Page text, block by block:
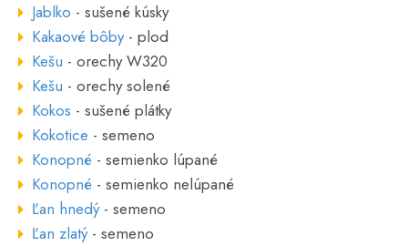
Jablko - sušené kúsky
Kakaové bôby - plod
Kešu - orechy W320
Kešu - orechy solené
Kokos - sušené plátky
Kokotice - semeno
Konopné - semienko lúpané
Konopné - semienko nelúpané
Ľan hnedý- semeno
Ľan zlatý- semeno